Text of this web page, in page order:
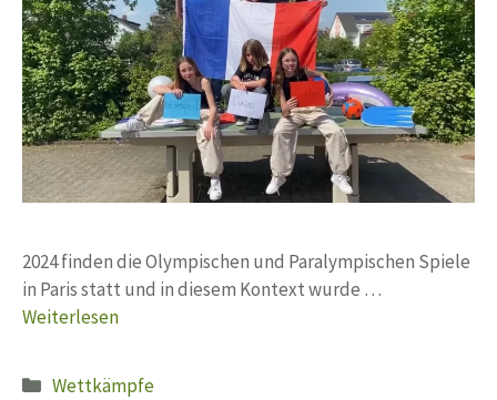
2024 finden die Olympischen und Paralympischen Spiele
in Paris statt und in diesem Kontext wurde …
Weiterlesen
Kategorien
Wettkämpfe